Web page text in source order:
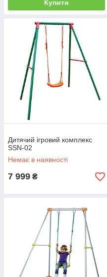
Купити
Дитячий ігровий комплекс
SSN-02
Немає в наявності
7 999 ₴